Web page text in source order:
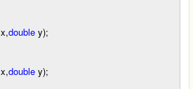
x,double y);
x,double y);